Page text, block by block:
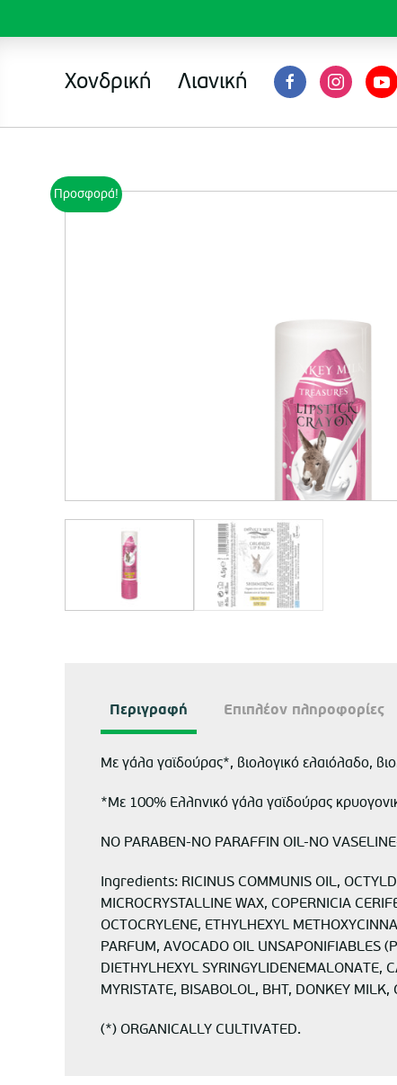
Χονδρική Λιανική
Προσφορά!
Περιγραφή Επιπλέον πληροφορίες
Με γάλα γαϊδούρας*, βιολογικό ελαιόλαδο,
*Με 100% Ελληνικό γάλα γαϊδούρας
NO PARABEN-ΝΟ PARAFFIN OIL-NO
Ingredients: RICINUS COMMUNIS OIL,
MICROCRYSTALLINE WAX, COPERNICIA
OCTOCRYLENE, ETHYLHEXYL
PARFUM, AVOCADO OIL UNSAPONIFIABLES
DIETHYLHEXYL SYRINGYLIDENEMALONATE,
MYRISTATE, BISABOLOL, BHT, DONKEY
(*) ORGANICALLY CULTIVATED.